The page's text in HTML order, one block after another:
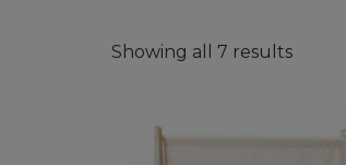
Showing all 7 results